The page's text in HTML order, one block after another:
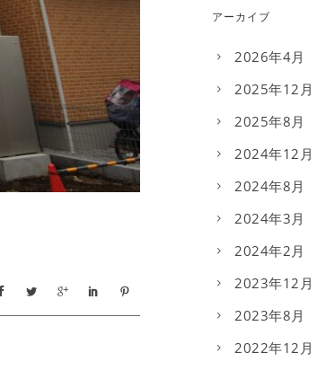
アーカイブ
2026年4月
2025年12月
2025年8月
2024年12月
2024年8月
2024年3月
2024年2月
2023年12月
2023年8月
2022年12月